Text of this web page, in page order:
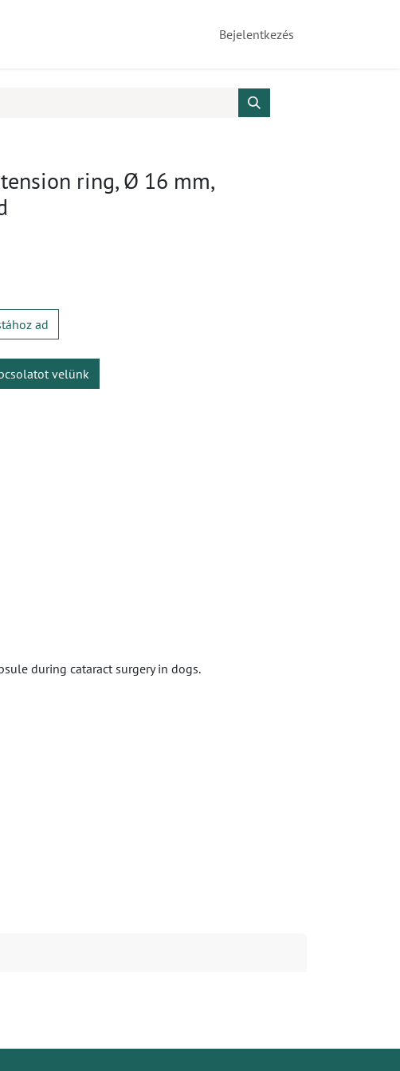
Bejelentkezés
ring, Ø 16 mm,
ad
velünk
during cataract surgery in dogs.